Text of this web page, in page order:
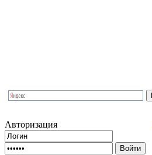
Авторизация